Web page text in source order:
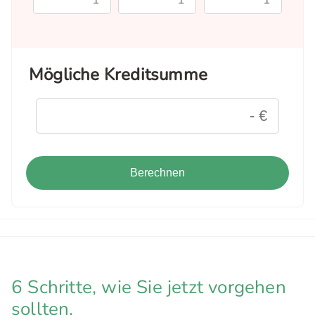
Mögliche Kreditsumme
Berechnen
6 Schritte, wie Sie jetzt vorgehen
sollten.